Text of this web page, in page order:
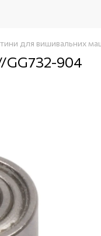
для вишивальних
904